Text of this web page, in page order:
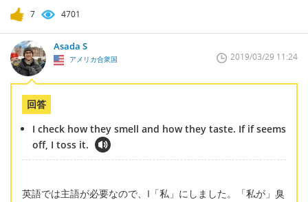
7 4701
Asada S
アメリカ合衆国 2019/03/29 11:24
回答
I check how they smell and how they taste. If if seems
off, I toss it.
英語では主語が必要なので、I「私」にしました。「私が」臭